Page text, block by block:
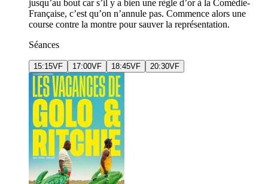
jusqu’au bout car s’il y a bien une règle d’or à la Comédie-
Française, c’est qu’on n’annule pas. Commence alors une
course contre la montre pour sauver la représentation.
Séances
15:15VF 17:00VF 18:45VF 20:30VF